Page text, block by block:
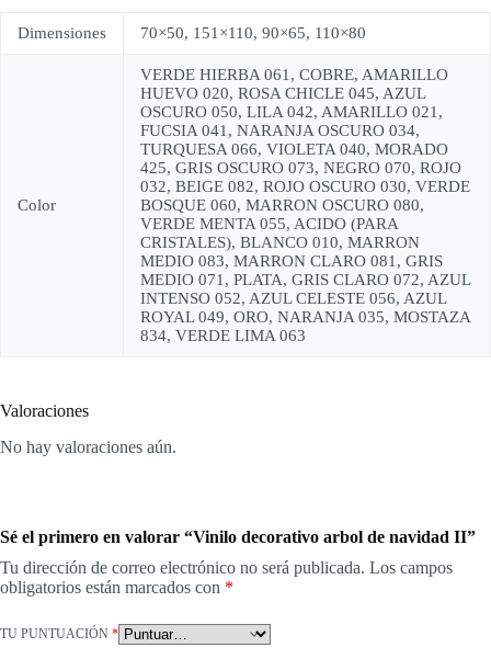
Dimensiones 70×50, 151×110, 90×65, 110×80
Color
VERDE HIERBA 061, COBRE, AMARILLO
HUEVO 020, ROSA CHICLE 045, AZUL
OSCURO 050, LILA 042, AMARILLO 021,
FUCSIA 041, NARANJA OSCURO 034,
TURQUESA 066, VIOLETA 040, MORADO
425, GRIS OSCURO 073, NEGRO 070, ROJO
032, BEIGE 082, ROJO OSCURO 030, VERDE
BOSQUE 060, MARRON OSCURO 080,
VERDE MENTA 055, ACIDO (PARA
CRISTALES), BLANCO 010, MARRON
MEDIO 083, MARRON CLARO 081, GRIS
MEDIO 071, PLATA, GRIS CLARO 072, AZUL
INTENSO 052, AZUL CELESTE 056, AZUL
ROYAL 049, ORO, NARANJA 035, MOSTAZA
834, VERDE LIMA 063
Valoraciones
No hay valoraciones aún.
Sé el primero en valorar “Vinilo decorativo arbol de navidad II”
Tu dirección de correo electrónico no será publicada. Los campos
obligatorios están marcados con *
TU PUNTUACIÓN *